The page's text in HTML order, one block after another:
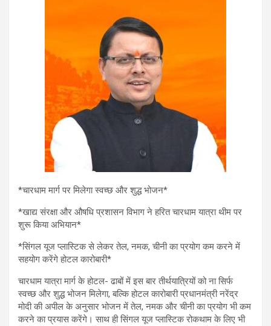
A
p
o
k
er
n
g
er
a
m
*चारधाम मार्ग पर मिलेगा स्वच्छ और शुद्ध भोजन*
*खाद्य संरक्षा और औषधि प्रशासन विभाग ने हरित चारधाम यात्रा थीम पर
शुरू किया अभियान*
*सिंगल यूज प्लास्टिक से लेकर तेल, नमक, चीनी का प्रयोग कम करने में
सहयोग करेंगे होटल कारोबारी*
चारधाम यात्रा मार्ग के होटल- ढाबों में इस बार तीर्थयात्रियों को ना सिर्फ
स्वच्छ और शुद्ध भोजन मिलेगा, बल्कि होटल कारोबारी प्रधानमंत्री नरेंद्र
मोदी की अपील के अनुसार भोजन में तेल, नमक और चीनी का प्रयोग भी कम
करने का प्रयास करेंगे। साथ ही सिंगल यूज प्लास्टिक रोकथाम के लिए भी